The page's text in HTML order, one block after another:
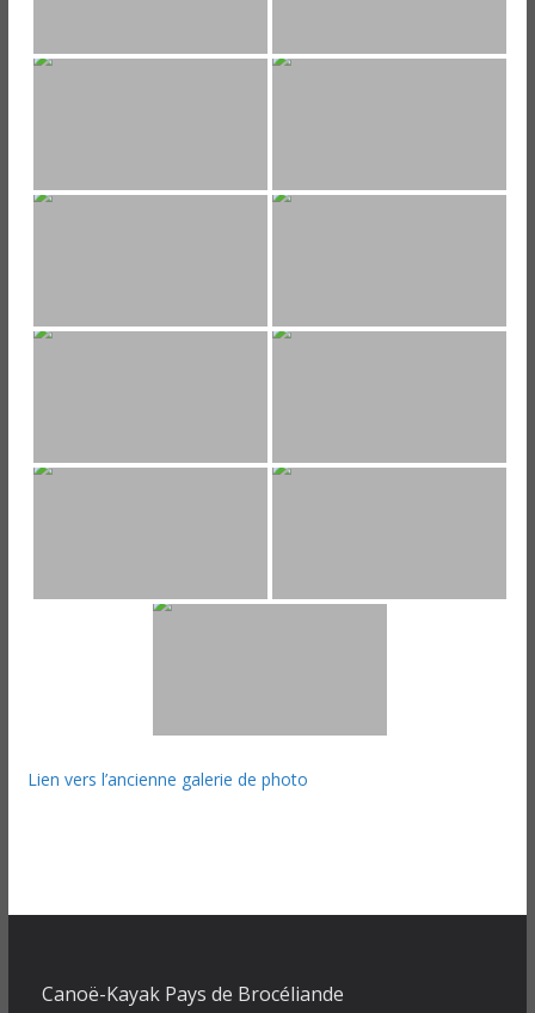
Lien vers l’ancienne galerie de photo
Canoë-Kayak Pays de Brocéliande